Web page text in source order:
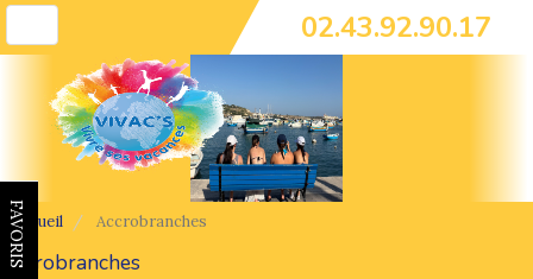
navigation
02.43.92.90.17
FAVORIS
Accueil Accrobranches
Accrobranches